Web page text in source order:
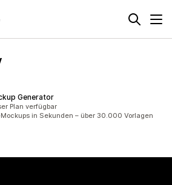
Generator
Plan verfügbar
in Sekunden – über 30.000 Vorlagen